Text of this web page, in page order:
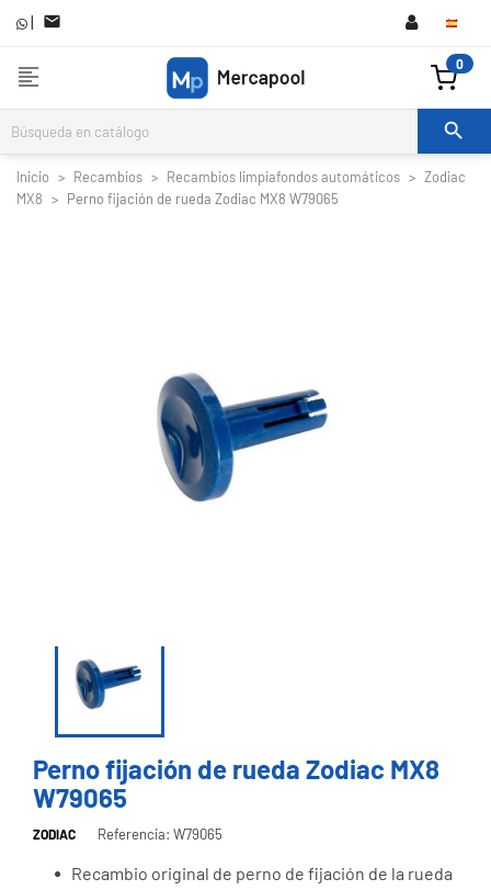
| 
format_align_left 0

Inicio Recambios Recambios limpiafondos automáticos
Zodiac
MX8
Perno fijación de rueda Zodiac MX8 W79065
Perno fijación de rueda Zodiac MX8
W79065
ZODIAC Referencia: W79065
Recambio original de perno de fijación de la rueda